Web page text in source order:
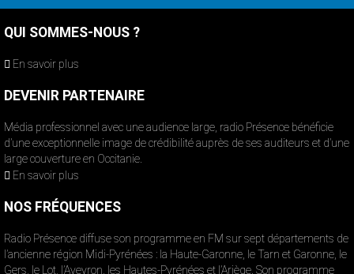
QUI SOMMES-NOUS ?
En savoir plus
DEVENIR PARTENAIRE
Média professionnel avec une audience large, radio Présence bénéficie
d’une exceptionnelle image de crédibilité auprès de ses auditeurs et d’une
large couverture en Occitanie.
En savoir plus
NOS FRÉQUENCES
Radio Présence diffuse son programme en FM sur sept départements de
l’ancienne région Midi-Pyrénées : la Haute-Garonne, le Tarn et Garonne, le
Gers, le Lot, l’Aveyron, les Hautes-Pyrénées et l’Ariège. Son programme